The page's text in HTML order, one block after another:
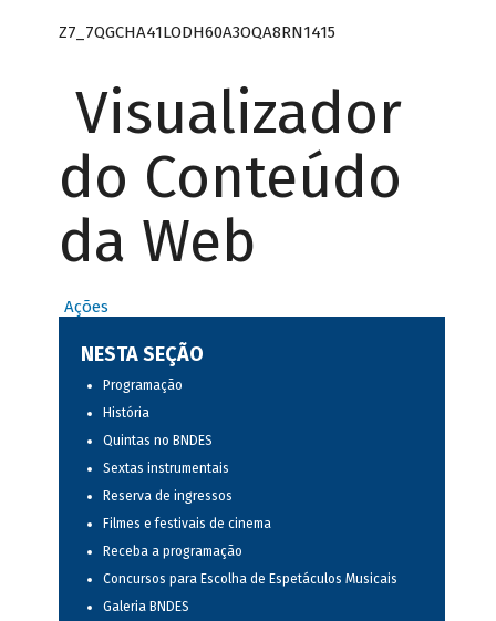
Z7_7QGCHA41LODH60A3OQA8RN1415
Visualizador
do Conteúdo
da Web
Ações
NESTA SEÇÃO
Programação
História
Quintas no BNDES
Sextas instrumentais
Reserva de ingressos
Filmes e festivais de cinema
Receba a programação
Concursos para Escolha de Espetáculos Musicais
Galeria BNDES